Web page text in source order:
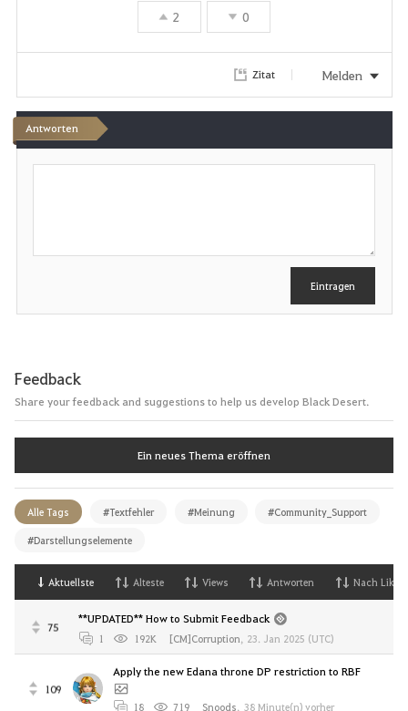
e
n
2 0
Zitat Melden
Antworten
S
b
Eintragen
Feedback
Share your feedback and suggestions to help us develop Black Desert.
Ein neues Thema eröffnen
Alle Tags #Textfehler #Meinung #Community_Support
#Darstellungselemente
Aktuellste Alteste Views Antworten Nach Likes
75
**UPDATED** How to Submit Feedback
1 192K [CM]Corruption, 23. Jan 2025 (UTC)
109
Apply the new Edana throne DP restriction to RBF
18 719 Snoods, 38 Minute(n) vorher